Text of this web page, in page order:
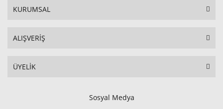
KURUMSAL
ALIŞVERİŞ
ÜYELİK
Sosyal Medya